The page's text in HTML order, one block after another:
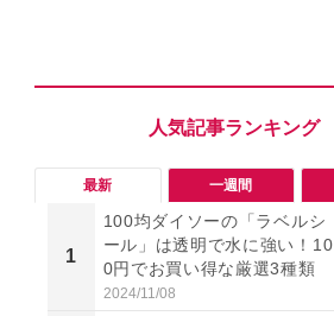
最新 一週間
1
100均ダイソーの「ラベルシ
ール」は透明で水に強い！10
0円でお買い得な厳選3種類
2024/11/08